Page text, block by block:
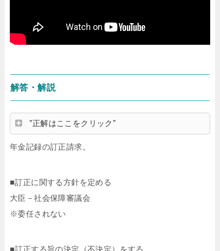
解答・解説
”正解はここをクリック”
年金記録の訂正請求。
■訂正に関する方針を定める
大臣－社会保障審議会
※委任されない
■訂正する旨の決定（不決定）をする